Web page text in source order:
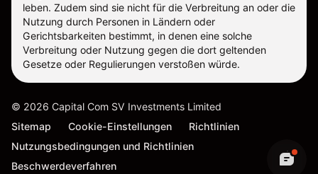
leben. Zudem sind sie nicht für die Verbreitung an oder die
Nutzung durch Personen in Ländern oder
Gerichtsbarkeiten bestimmt, in denen eine solche
Verbreitung oder Nutzung gegen die dort geltenden
Gesetze oder Regulierungen verstoßen würde.
© 2026 Capital Com SV Investments Limited
Sitemap
Cookie-Einstellungen
Richtlinien
Nutzungsbedingungen und Richtlinien
Beschwerdeverfahren